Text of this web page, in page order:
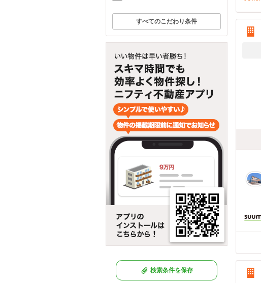
すべてのこだわり条件
検索条件を保存